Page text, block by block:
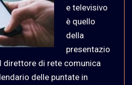
e televisivo
è quello
della
presentazio
direttore di rete comunica
delle puntate in